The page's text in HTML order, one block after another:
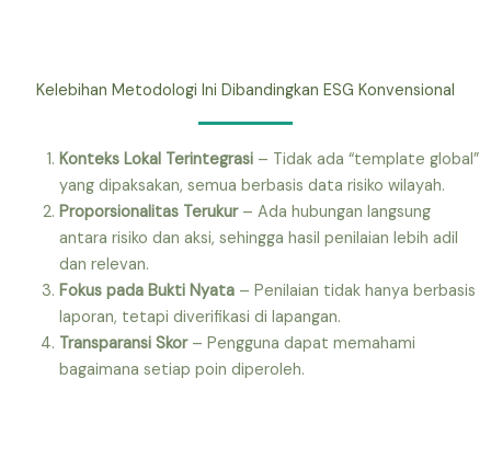
Kelebihan Metodologi Ini Dibandingkan ESG Konvensional
Konteks Lokal Terintegrasi– Tidak ada “template global”
yang dipaksakan, semua berbasis data risiko wilayah.
Proporsionalitas Terukur– Ada hubungan langsung
antara risiko dan aksi, sehingga hasil penilaian lebih adil
dan relevan.
Fokus pada Bukti Nyata– Penilaian tidak hanya berbasis
laporan, tetapi diverifikasi di lapangan.
Transparansi Skor– Pengguna dapat memahami
bagaimana setiap poin diperoleh.